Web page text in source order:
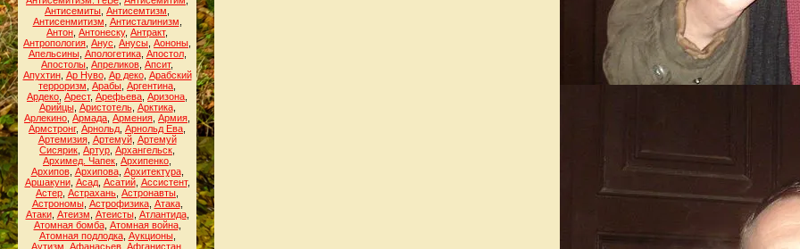
Антисемиты Антисемтизм
Антисенмитизм Антисталинизм
Антон Антонеску, Антракт,
Антропология Анус Анусы Аононы
Апельсины, Апологетика, Апостол,
Апостолы Апреликов Апсит,
Апухтин, Ар Нуво, Ар деко, Арабский
терроризм Арабы Аргентина
Ардеко Арест, Арефьева Аризона
Арийцы, Аристотель, Арктика,
Арлекино Армада Армения Армия
Армстронг, Арнольд Арнольд Ева
Артемизия, Артемуй, Артемуй
Сисярик Артур Архангельск
Архимед. Чапек Архипенко
Архипов, Архипова, Архитектура,
Аршакуни, Асад, Асатий, Ассистент,
Астер Астрахань Астронавты
Астрономы, Астрофизика, Атака,
Атаки, Атеизм Атеисты, Атлантида,
Атомная бомба, Атомная война,
Атомная подлодка, Аукционы,
Аутизм Афанасьев, Афганистан,